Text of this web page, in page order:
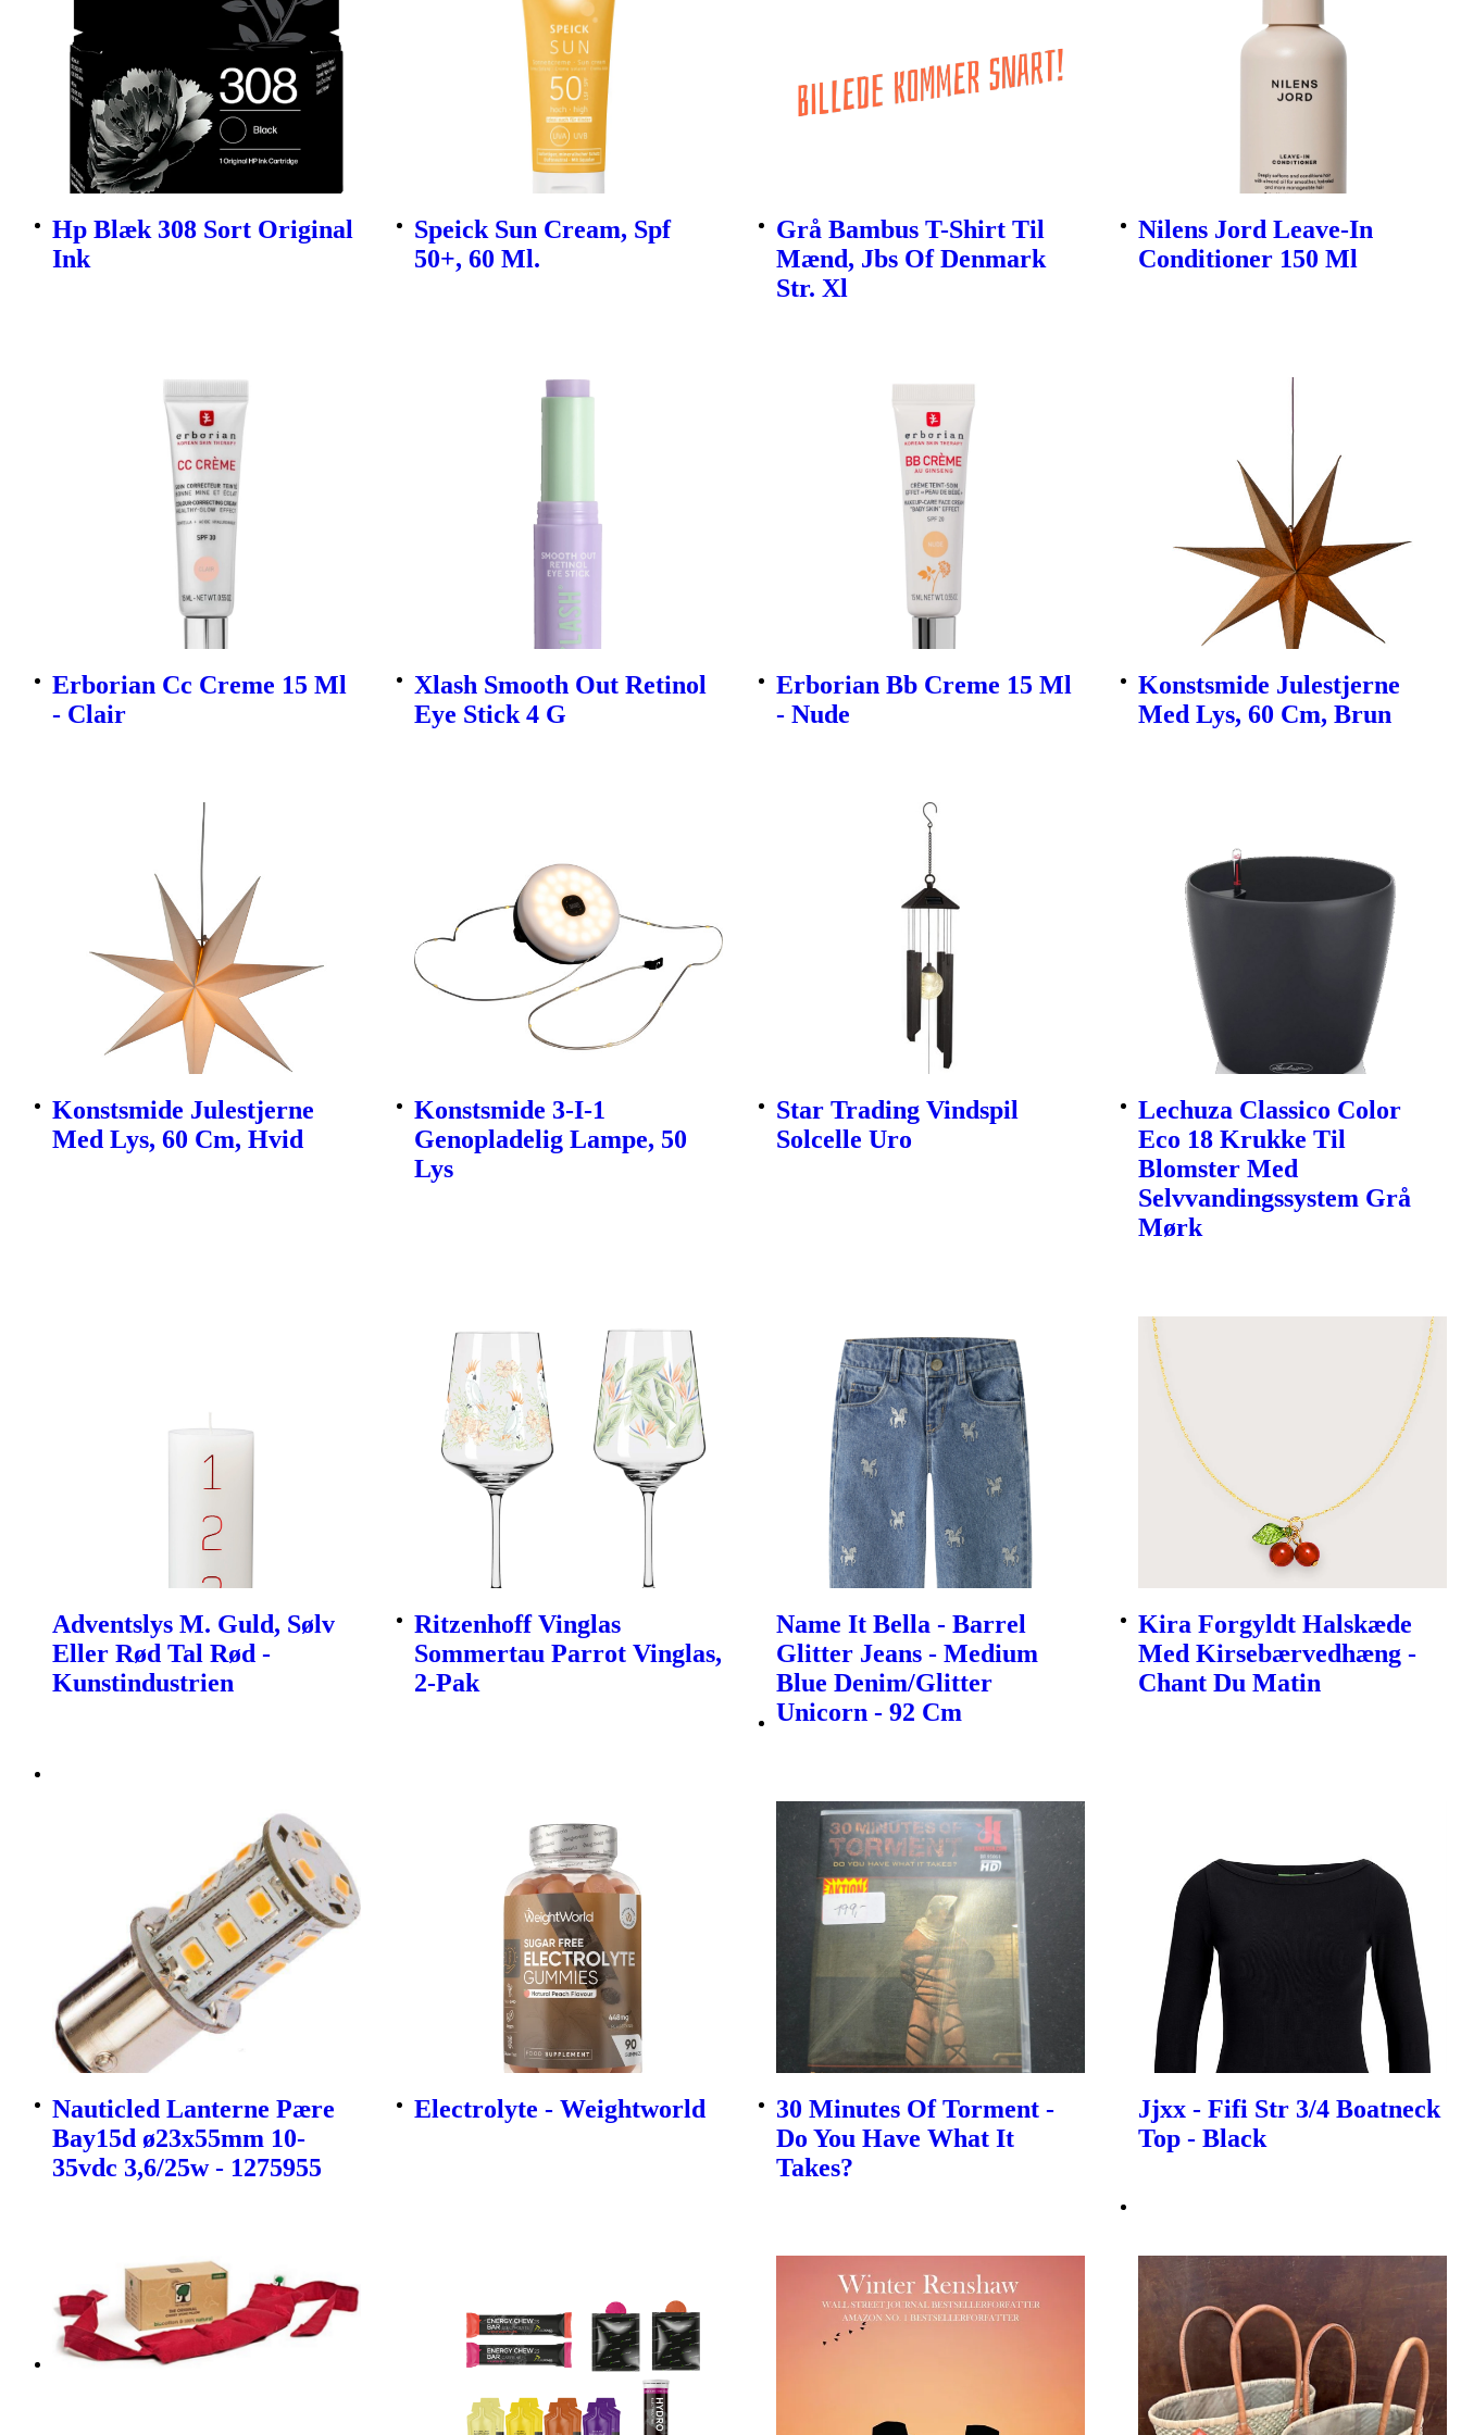
Hp Blæk 308 Sort Original
Ink
Speick Sun Cream, Spf
50+, 60 Ml.
Grå Bambus T-Shirt Til
Mænd, Jbs Of Denmark
Str. Xl
Nilens Jord Leave-In
Conditioner 150 Ml
Erborian Cc Creme 15 Ml
- Clair
Xlash Smooth Out Retinol
Eye Stick 4 G
Erborian Bb Creme 15 Ml
- Nude
Konstsmide Julestjerne
Med Lys, 60 Cm, Brun
Konstsmide Julestjerne
Med Lys, 60 Cm, Hvid
Konstsmide 3-I-1
Genopladelig Lampe, 50
Lys
Star Trading Vindspil
Solcelle Uro
Lechuza Classico Color
Eco 18 Krukke Til
Blomster Med
Selvvandingssystem Grå
Mørk
Adventslys M. Guld, Sølv
Eller Rød Tal Rød -
Kunstindustrien
Ritzenhoff Vinglas
Sommertau Parrot Vinglas,
2-Pak
Name It Bella - Barrel
Glitter Jeans - Medium
Blue Denim/Glitter
Unicorn - 92 Cm
Kira Forgyldt Halskæde
Med Kirsebærvedhæng -
Chant Du Matin
Nauticled Lanterne Pære
Bay15d ø23x55mm 10-
35vdc 3,6/25w - 1275955
Electrolyte - Weightworld
30 Minutes Of Torment -
Do You Have What It
Takes?
Jjxx - Fifi Str 3/4 Boatneck
Top - Black